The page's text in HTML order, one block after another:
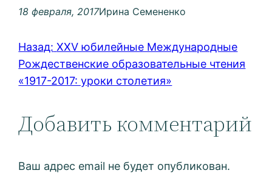
18 февраля, 2017Ирина Семененко
Назад: XXV юбилейные Международные
Рождественские образовательные чтения
«1917-2017: уроки столетия»
Добавить комментарий
Ваш адрес email не будет опубликован.